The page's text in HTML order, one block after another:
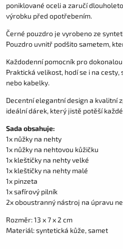
poniklované oceli a zaručí
výrobku před opotřebením.
Černé pouzdro je vyrobeno ze
Pouzdro uvnitř podšito sametem,
Každodenní pomocník pro
Praktická velikost, hodí se i na cesty,
nebo kabelky.
Decentní elegantní design a kvalitní
ideální dárek, který jistě potěší
Sada obsahuje:
1x nůžky na nehty
1x nůžky na nehtovou kůžičku
1x kleštičky na nehty velké
1x kleštičky na nehty malé
1x pinzeta
1x safírový pilník
2x oboustranný nástroj na úpravu
Rozměr: 13 x 7 x 2 cm
Materiál: syntetická kůže, samet